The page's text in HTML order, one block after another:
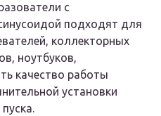
с
подходят для
коллекторных
ноутбуков,
качество работы
установки